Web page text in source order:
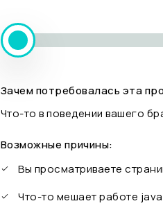
Зачем потребовалась эта
Что-то в поведении вашего
Возможные причины:
Вы просматриваете
Что-то мешает работе